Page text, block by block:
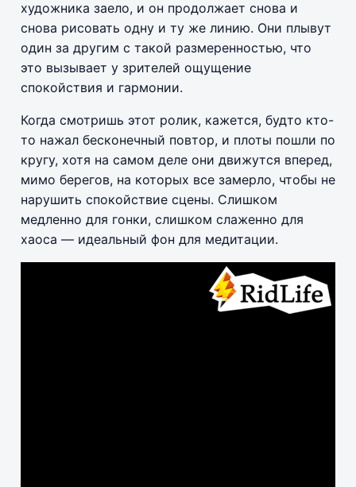
художника заело, и он продолжает снова и
снова рисовать одну и ту же линию. Они плывут
один за другим с такой размеренностью, что
это вызывает у зрителей ощущение
спокойствия и гармонии.
Когда смотришь этот ролик, кажется, будто кто-
то нажал бесконечный повтор, и плоты пошли по
кругу, хотя на самом деле они движутся вперед,
мимо берегов, на которых все замерло, чтобы не
нарушить спокойствие сцены. Слишком
медленно для гонки, слишком слаженно для
хаоса — идеальный фон для медитации.